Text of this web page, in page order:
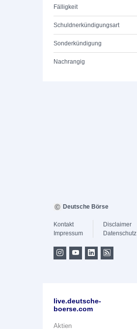
Fälligkeit
Schuldnerkündigungsart
Sonderkündigung
Nachrangig
Deutsche Börse
Kontakt
Impressum
Disclaimer
Datenschutz
live.deutsche-
boerse.com
Aktien